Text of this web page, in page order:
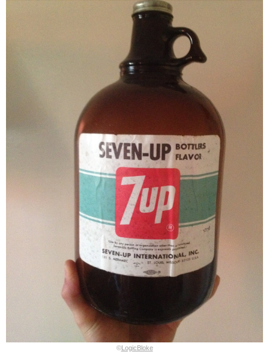
©LogicBloke